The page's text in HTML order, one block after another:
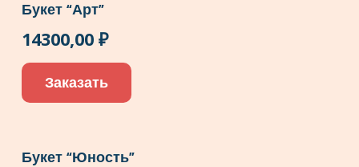
Букет “Арт”
14300,00 ₽
Заказать
Букет “Юность”